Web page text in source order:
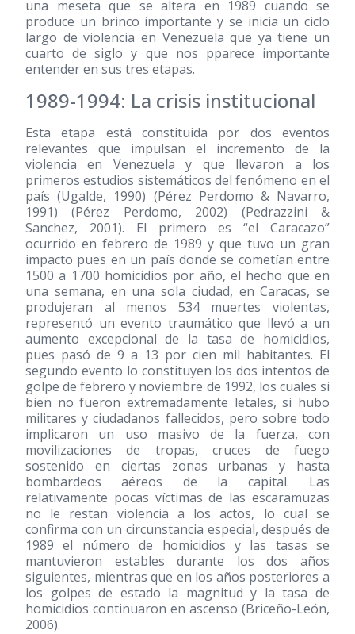
una meseta que se altera en 1989 cuando se
produce un brinco importante y se inicia un ciclo
largo de violencia en Venezuela que ya tiene un
cuarto de siglo y que nos pparece importante
entender en sus tres etapas.
1989-1994: La crisis institucional
Esta etapa está constituida por dos eventos
relevantes que impulsan el incremento de la
violencia en Venezuela y que llevaron a los
primeros estudios sistemáticos del fenómeno en el
país (Ugalde, 1990) (Pérez Perdomo & Navarro,
1991) (Pérez Perdomo, 2002) (Pedrazzini &
Sanchez, 2001). El primero es “el Caracazo”
ocurrido en febrero de 1989 y que tuvo un gran
impacto pues en un país donde se cometían entre
1500 a 1700 homicidios por año, el hecho que en
una semana, en una sola ciudad, en Caracas, se
produjeran al menos 534 muertes violentas,
representó un evento traumático que llevó a un
aumento excepcional de la tasa de homicidios,
pues pasó de 9 a 13 por cien mil habitantes. El
segundo evento lo constituyen los dos intentos de
golpe de febrero y noviembre de 1992, los cuales si
bien no fueron extremadamente letales, si hubo
militares y ciudadanos fallecidos, pero sobre todo
implicaron un uso masivo de la fuerza, con
movilizaciones de tropas, cruces de fuego
sostenido en ciertas zonas urbanas y hasta
bombardeos aéreos de la capital. Las
relativamente pocas víctimas de las escaramuzas
no le restan violencia a los actos, lo cual se
confirma con un circunstancia especial, después de
1989 el número de homicidios y las tasas se
mantuvieron estables durante los dos años
siguientes, mientras que en los años posteriores a
los golpes de estado la magnitud y la tasa de
homicidios continuaron en ascenso (Briceño-León,
2006).